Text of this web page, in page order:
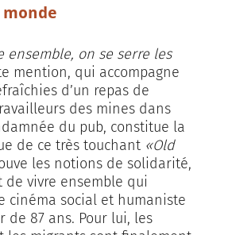
ensemble, on se serre les
mention, qui accompagne
d’un repas de
des mines dans
du pub, constitue la
de ce très touchant «Old
les notions de solidarité,
de vivre ensemble qui
cinéma social et humaniste
de 87 ans. Pour lui, les